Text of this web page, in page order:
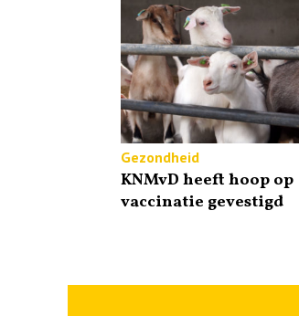
Gezondheid
KNMvD heeft hoop op
vaccinatie gevestigd